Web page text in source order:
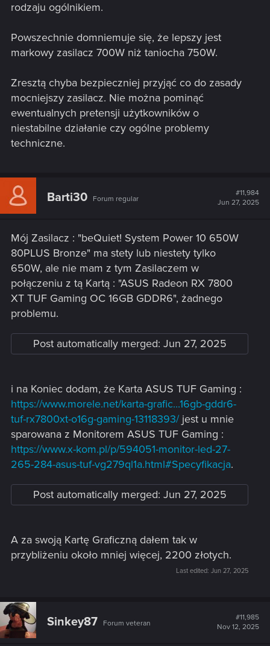
rodzaju ogólnikiem.
Powszechnie domniemuje się, że lepszy jest
markowy zasilacz 700W niż taniocha 750W.
Zresztą chyba bezpieczniej przyjąć co do zasady
mocniejszy zasilacz. Nie można pominąć
ewentualnych pretensji użytkowników o
niestabilne działanie czy ogólne problemy
techniczne.
Barti30 Forum regular
#11,984
Jun 27, 2025
Mój Zasilacz : "beQuiet! System Power 10 650W
80PLUS Bronze" ma stety lub niestety tylko
650W, ale nie mam z tym Zasilaczem w
połączeniu z tą Kartą : "ASUS Radeon RX 7800
XT TUF Gaming OC 16GB GDDR6", żadnego
problemu.
Post automatically merged: Jun 27, 2025
i na Koniec dodam, że Karta ASUS TUF Gaming :
https://www.morele.net/karta-grafic...16gb-gddr6-
tuf-rx7800xt-o16g-gaming-13118393/jest u mnie
sparowana z Monitorem ASUS TUF Gaming :
https://www.x-kom.pl/p/594051-monitor-led-27-
265-284-asus-tuf-vg279ql1a.html#Specyfikacja.
Post automatically merged: Jun 27, 2025
A za swoją Kartę Graficzną dałem tak w
przybliżeniu około mniej więcej, 2200 złotych.
Last edited: Jun 27, 2025
Sinkey87 Forum veteran
#11,985
Nov 12, 2025